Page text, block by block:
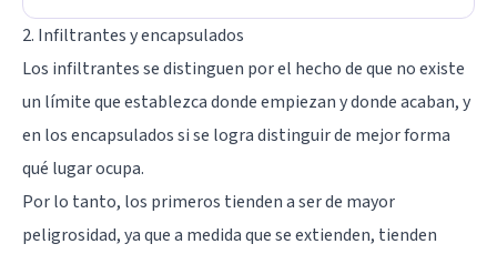
2. Infiltrantes y encapsulados
Los infiltrantes se distinguen por el hecho de que no existe
un límite que establezca donde empiezan y donde acaban, y
en los encapsulados si se logra distinguir de mejor forma
qué lugar ocupa.
Por lo tanto, los primeros tienden a ser de mayor
peligrosidad, ya que a medida que se extienden, tienden